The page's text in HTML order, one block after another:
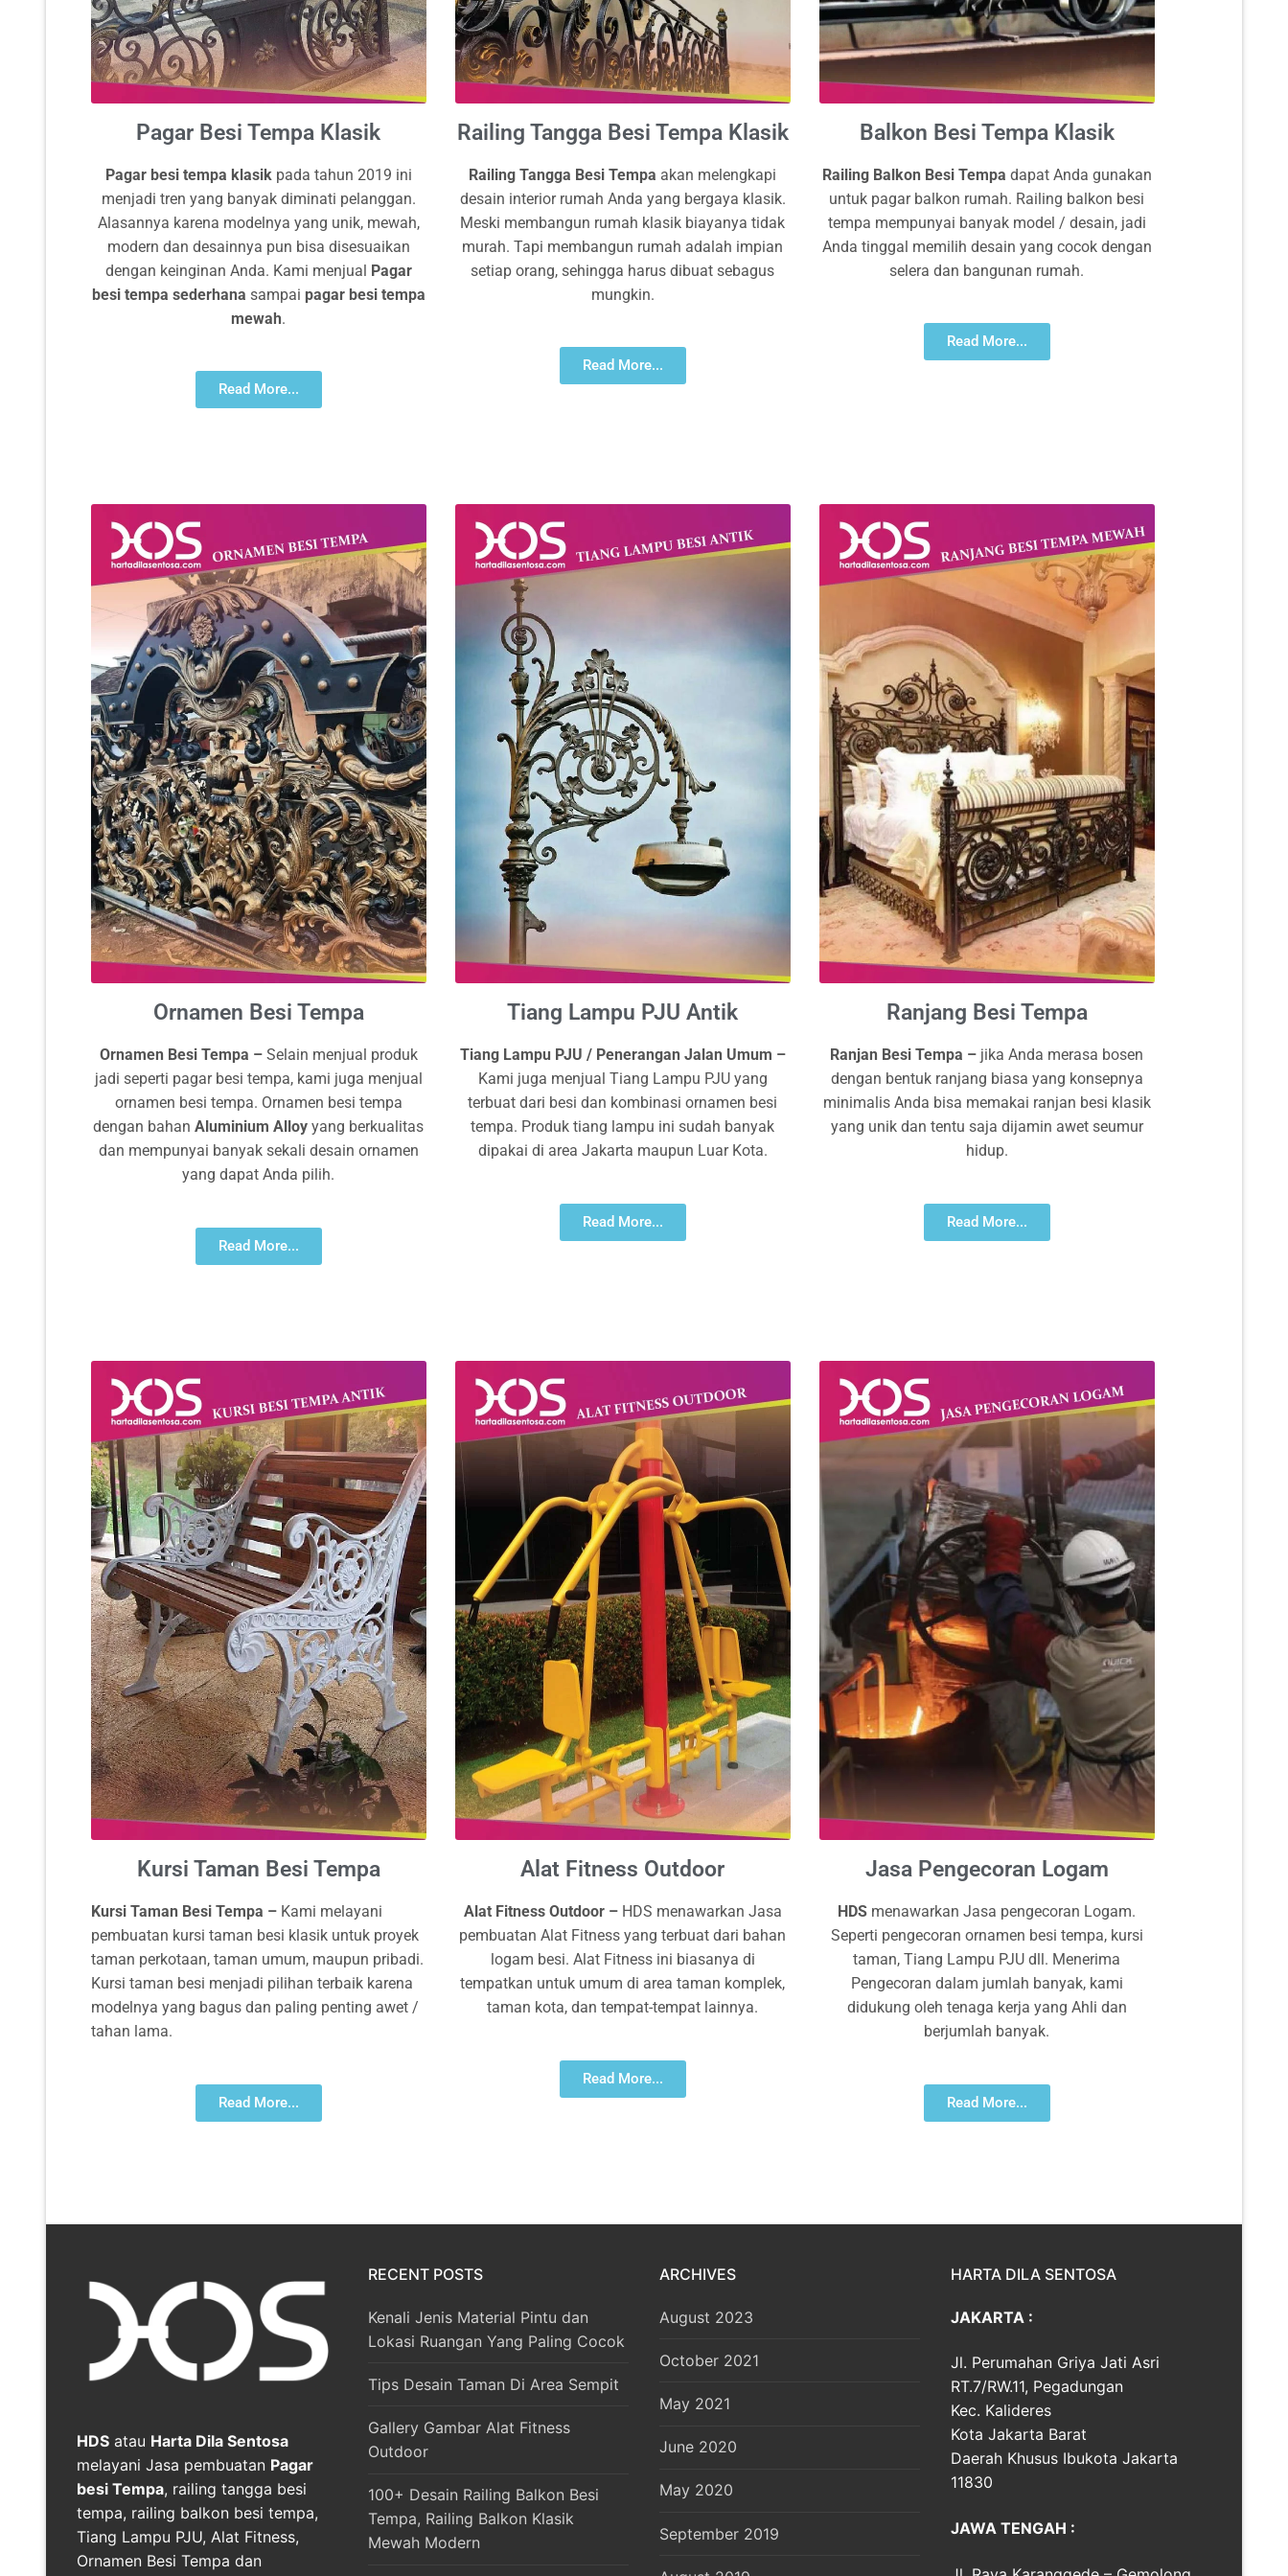
Pagar Besi Tempa Klasik
Pagar besi tempa klasik pada tahun 2019 ini
menjadi tren yang banyak diminati pelanggan.
Alasannya karena modelnya yang unik, mewah,
modern dan desainnya pun bisa disesuaikan
dengan keinginan Anda. Kami menjual Pagar
besi tempa sederhana sampai pagar besi tempa
mewah.
Read More...
Railing Tangga Besi Tempa Klasik
Railing Tangga Besi Tempa akan melengkapi
desain interior rumah Anda yang bergaya klasik.
Meski membangun rumah klasik biayanya tidak
murah. Tapi membangun rumah adalah impian
setiap orang, sehingga harus dibuat sebagus
mungkin.
Read More...
Balkon Besi Tempa Klasik
Railing Balkon Besi Tempa dapat Anda gunakan
untuk pagar balkon rumah. Railing balkon besi
tempa mempunyai banyak model / desain, jadi
Anda tinggal memilih desain yang cocok dengan
selera dan bangunan rumah.
Read More...
Ornamen Besi Tempa
Ornamen Besi Tempa – Selain menjual produk
jadi seperti pagar besi tempa, kami juga menjual
ornamen besi tempa. Ornamen besi tempa
dengan bahanAluminium Alloy yang berkualitas
dan mempunyai banyak sekali desain ornamen
yang dapat Anda pilih.
Read More...
Tiang Lampu PJU Antik
Tiang Lampu PJU / Penerangan Jalan Umum –
Kami juga menjual Tiang Lampu PJU yang
terbuat dari besi dan kombinasi ornamen besi
tempa. Produk tiang lampu ini sudah banyak
dipakai di area Jakarta maupun Luar Kota.
Read More...
Ranjang Besi Tempa
Ranjan Besi Tempa – jika Anda merasa bosen
dengan bentuk ranjang biasa yang konsepnya
minimalis Anda bisa memakai ranjan besi klasik
yang unik dan tentu saja dijamin awet seumur
hidup.
Read More...
Kursi Taman Besi Tempa
Kursi Taman Besi Tempa – Kami melayani
pembuatan kursi taman besi klasik untuk proyek
taman perkotaan, taman umum, maupun pribadi.
Kursi taman besi menjadi pilihan terbaik karena
modelnya yang bagus dan paling penting awet /
tahan lama.
Read More...
Alat Fitness Outdoor
Alat Fitness Outdoor – HDS menawarkan Jasa
pembuatan Alat Fitness yang terbuat dari bahan
logam besi. Alat Fitness ini biasanya di
tempatkan untuk umum di area taman komplek,
taman kota, dan tempat-tempat lainnya.
Read More...
Jasa Pengecoran Logam
HDS menawarkan Jasa pengecoran Logam.
Seperti pengecoran ornamen besi tempa, kursi
taman, Tiang Lampu PJU dll. Menerima
Pengecoran dalam jumlah banyak, kami
didukung oleh tenaga kerja yang Ahli dan
berjumlah banyak.
Read More...
HDS atau Harta Dila Sentosa
melayani Jasa pembuatan Pagar
besi Tempa, railing tangga besi
tempa, railing balkon besi tempa,
Tiang Lampu PJU, Alat Fitness,
Ornamen Besi Tempa dan
RECENT POSTS
Kenali Jenis Material Pintu dan
Lokasi Ruangan Yang Paling Cocok
Tips Desain Taman Di Area Sempit
Gallery Gambar Alat Fitness
Outdoor
100+ Desain Railing Balkon Besi
Tempa, Railing Balkon Klasik
Mewah Modern
ARCHIVES
August 2023
October 2021
May 2021
June 2020
May 2020
September 2019
HARTA DILA SENTOSA
JAKARTA :
Jl. Perumahan Griya Jati Asri
RT.7/RW.11, Pegadungan
Kec. Kalideres
Kota Jakarta Barat
Daerah Khusus Ibukota Jakarta
11830
JAWA TENGAH :